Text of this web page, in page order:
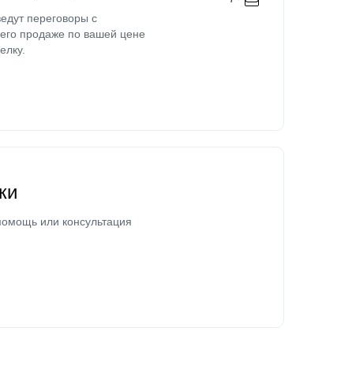
переговоры с
продаже по вашей цене
или консультация